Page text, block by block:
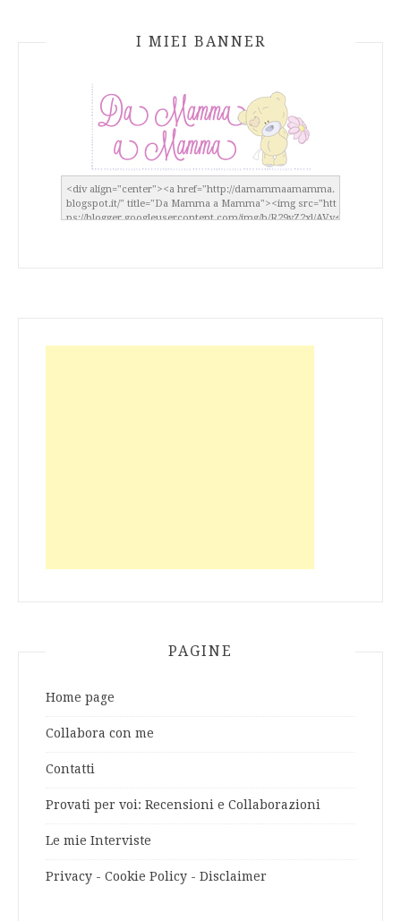
I MIEI BANNER
PAGINE
Home page
Collabora con me
Contatti
Provati per voi: Recensioni e Collaborazioni
Le mie Interviste
Privacy - Cookie Policy - Disclaimer